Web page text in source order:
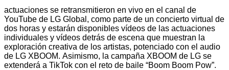
actuaciones se retransmitieron en vivo en el canal de
YouTube de LG Global, como parte de un concierto virtual de
dos horas y estarán disponibles vídeos de las actuaciones
individuales y vídeos detrás de escena que muestran la
exploración creativa de los artistas, potenciado con el audio
de LG XBOOM. Asimismo, la campaña XBOOM de LG se
extenderá a TikTok con el reto de baile “Boom Boom Pow”.